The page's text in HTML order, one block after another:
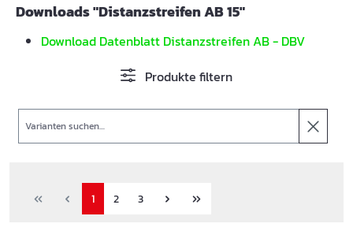
Downloads "Distanzstreifen AB 15"
Download Datenblatt Distanzstreifen AB - DBV
Produkte filtern
1 2 3